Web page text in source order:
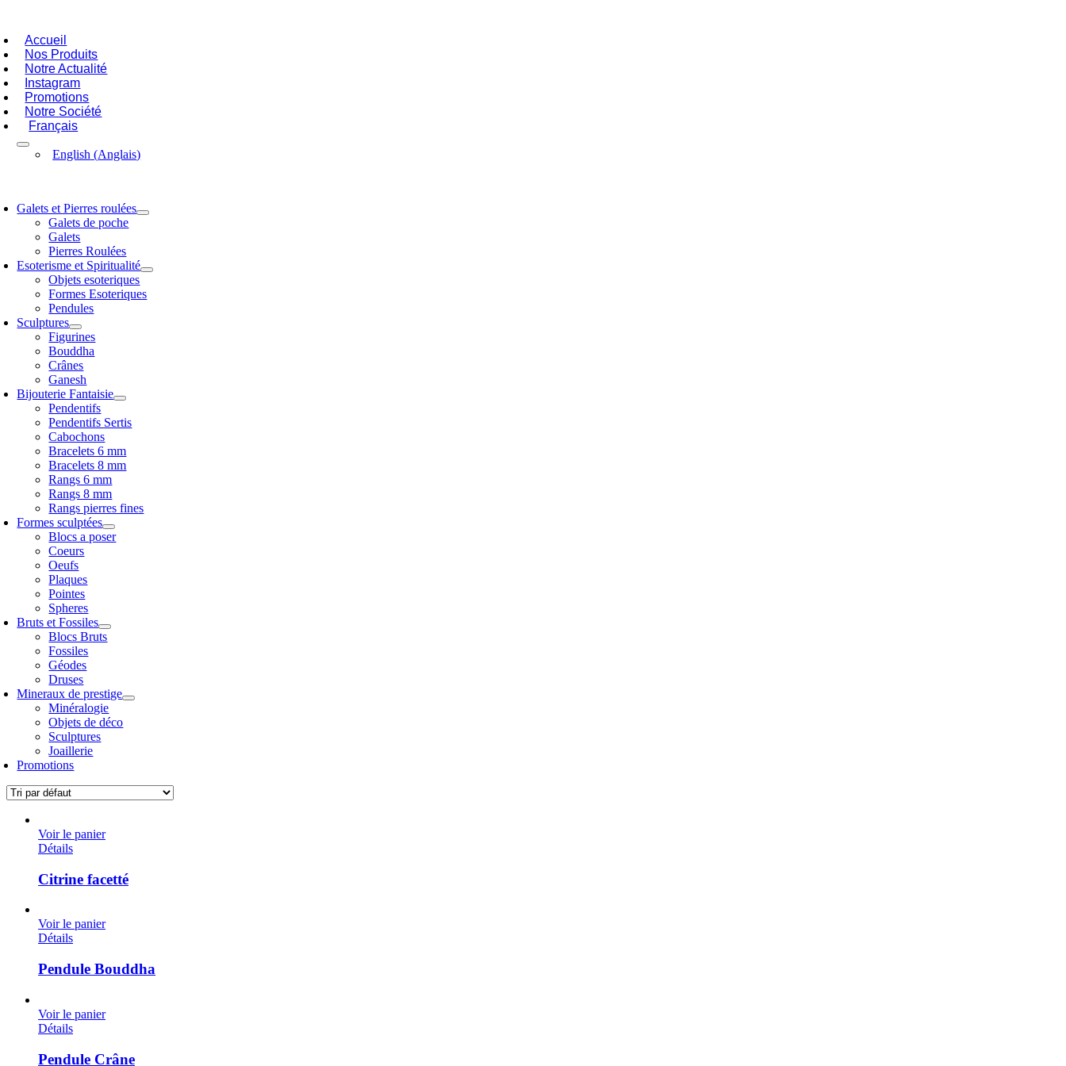
contenuAccueil
Nos Produits
Notre Actualité
Instagram
Promotions
Notre Société
Français
English (Anglais)
Galets et Pierres roulées
Galets de poche
Galets
Pierres Roulées
Esoterisme et Spiritualité
Objets esoteriques
Formes Esoteriques
Pendules
Sculptures
Figurines
Bouddha
Crânes
Ganesh
Bijouterie Fantaisie
Pendentifs
Pendentifs Sertis
Cabochons
Bracelets 6 mm
Bracelets 8 mm
Rangs 6 mm
Rangs 8 mm
Rangs pierres fines
Formes sculptées
Blocs a poser
Coeurs
Oeufs
Plaques
Pointes
Spheres
Bruts et Fossiles
Blocs Bruts
Fossiles
Géodes
Druses
Mineraux de prestige
Minéralogie
Objets de déco
Sculptures
Joaillerie
Promotions
Voir le panier
Détails
Citrine facetté
Voir le panier
Détails
Pendule Bouddha
Voir le panier
Détails
Pendule Crâne